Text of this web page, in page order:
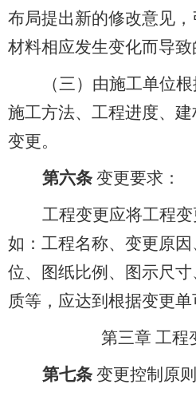
布局提出新的修改意见
材料相应发生变化而导致
（三）由施工单位
施工方法、工程进度、
变更。
第六条 变更要求：
工程变更应将工程变
如：工程名称、变更原
位、图纸比例、图示尺
质等，应达到根据变更单
第三章 工程
第七条 变更控制原则